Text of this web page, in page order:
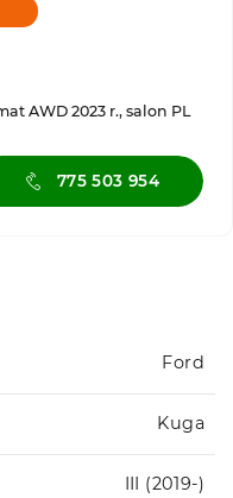
AWD 2023 r., salon PL
775 503 954
Ford
Kuga
III (2019-)